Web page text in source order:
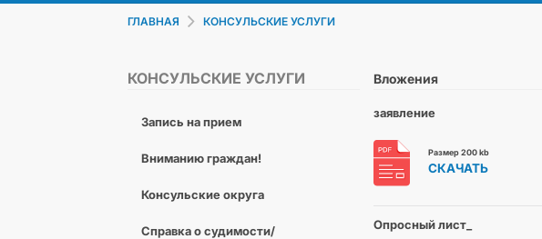
ГЛАВНАЯ КОНСУЛЬСКИЕ УСЛУГИ
КОНСУЛЬСКИЕ УСЛУГИ
Запись на прием
Вниманию граждан!
Консульские округа
Справка о судимости/
Вложения
заявление
Размер 200 kb
СКАЧАТЬ
Опросный лист_